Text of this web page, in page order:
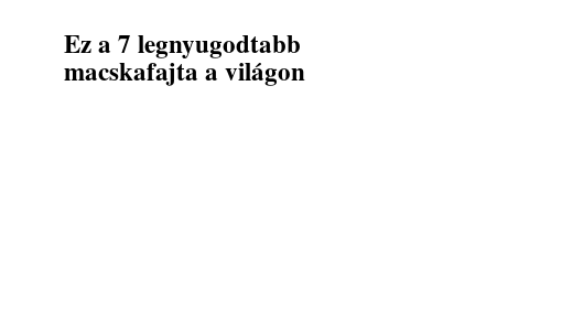
Ez a 7 legnyugodtabb
macskafajta a világon